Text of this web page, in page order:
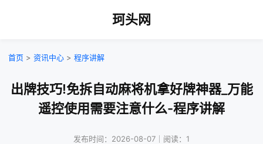
珂头网
首页 > 资讯中心 > 程序讲解
出牌技巧!免拆自动麻将机拿好牌神器_万能
遥控使用需要注意什么-程序讲解
发布时间：2026-08-07｜阅读：1